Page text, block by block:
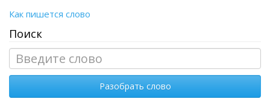
Как пишется слово
Поиск
Разобрать слово